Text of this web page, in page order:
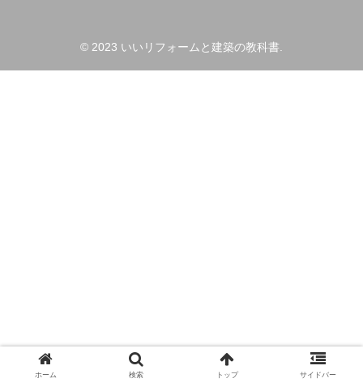
© 2023 いいリフォームと建築の教科書.
ホーム 検索 トップ サイドバー